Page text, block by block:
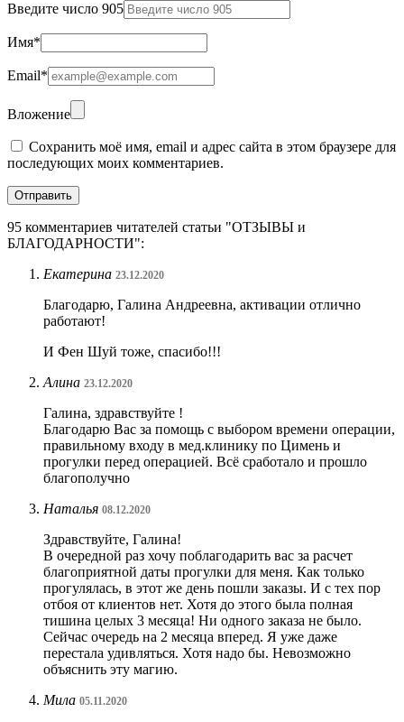
Введите число 905
Имя*
Email*
Вложение
Сохранить моё имя, email и адрес сайта в этом браузере для
последующих моих комментариев.
95 комментариев читателей статьи "ОТЗЫВЫ и
БЛАГОДАРНОСТИ":
Екатерина 23.12.2020
Благодарю, Галина Андреевна, активации отлично
работают!
И Фен Шуй тоже, спасибо!!!
Алина 23.12.2020
Галина, здравствуйте !
Благодарю Вас за помощь с выбором времени операции,
правильному входу в мед.клинику по Цимень и
прогулки перед операцией. Всё сработало и прошло
благополучно
Наталья 08.12.2020
Здравствуйте, Галина!
В очередной раз хочу поблагодарить вас за расчет
благоприятной даты прогулки для меня. Как только
прогулялась, в этот же день пошли заказы. И с тех пор
отбоя от клиентов нет. Хотя до этого была полная
тишина целых 3 месяца! Ни одного заказа не было.
Сейчас очередь на 2 месяца вперед. Я уже даже
перестала удивляться. Хотя надо бы. Невозможно
объяснить эту магию.
Мила 05.11.2020